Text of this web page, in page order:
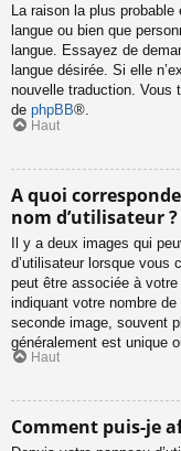
La raison la plus probable
langue ou bien que
langue. Essayez de
langue désirée. Si elle
nouvelle traduction. Vous
de phpBB®.
Haut
A quoi
nom d’utilisateur ?
Il y a deux images qui
d’utilisateur lorsque vous
peut être associée à
indiquant votre nombre
seconde image, souvent
généralement est unique
Haut
Comment puis-je